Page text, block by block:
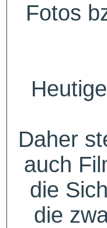
Fotos
Daher
auch
die
die